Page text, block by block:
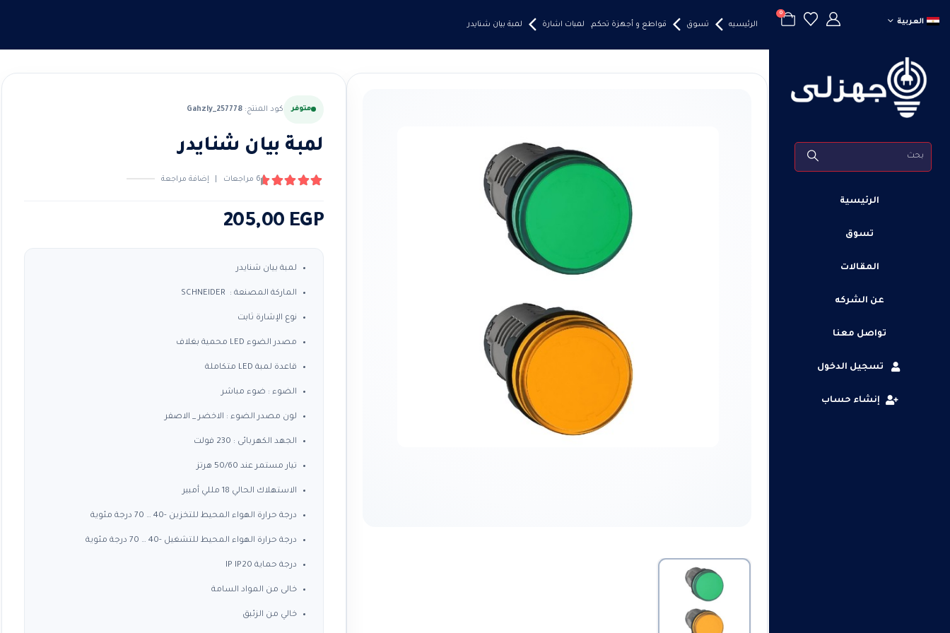
العربية
0
الرئيسية
تسوق
المقالات
عن الشركه
تواصل معنا
تسجيل الدخول
إنشاء حساب
الرئيسيه تسوق قواطع و أجهزة تحكم, لمبات اشارة لمبة بيان شنايدر
متوفر كود المنتج:Gahzly_257778
لمبة بيان شنايدر
6 مراجعات إضافة مراجعة
205,00 EGP
لمبة بيان شنايدر
الماركة المصنعة : SCHNEIDER
نوع الإشارة ثابت
مصدر الضوء LED محمية بغلاف
قاعدة لمبة LED متكاملة
الضوء : ضوء مباشر
لون مصدر الضوء : الاخضر _ الاصفر
الجهد الكهربائى : 230 فولت
تيار مستمر عند 50/60 هرتز
الاستهلاك الحالي 18 مللي أمبير
درجة حرارة الهواء المحيط للتخزين -40 … 70 درجة مئوية
درجة حرارة الهواء المحيط للتشغيل -40 … 70 درجة مئوية
درجة حماية IP IP20
خالى من المواد السامة
خالي من الزئبق